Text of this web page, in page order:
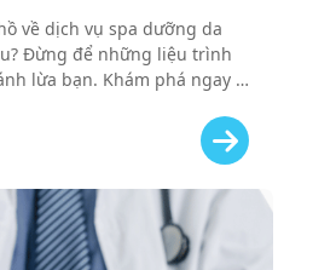
về dịch vụ spa dưỡng da
Đừng để những liệu trình
lừa bạn. Khám phá ngay 3